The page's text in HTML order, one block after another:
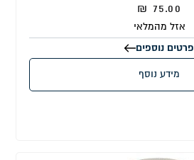
75.00
₪
אזל מהמלאי
פרטים נוספים
מידע נוסף